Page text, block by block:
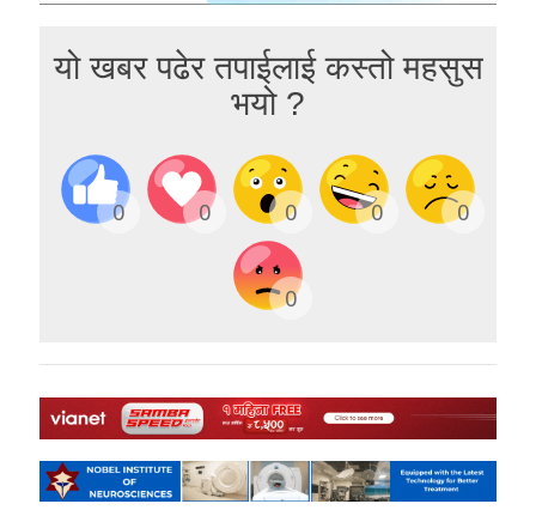
यो खबर पढेर तपाईलाई कस्तो महसुस
भयो ?
0 0 0 0 0
0